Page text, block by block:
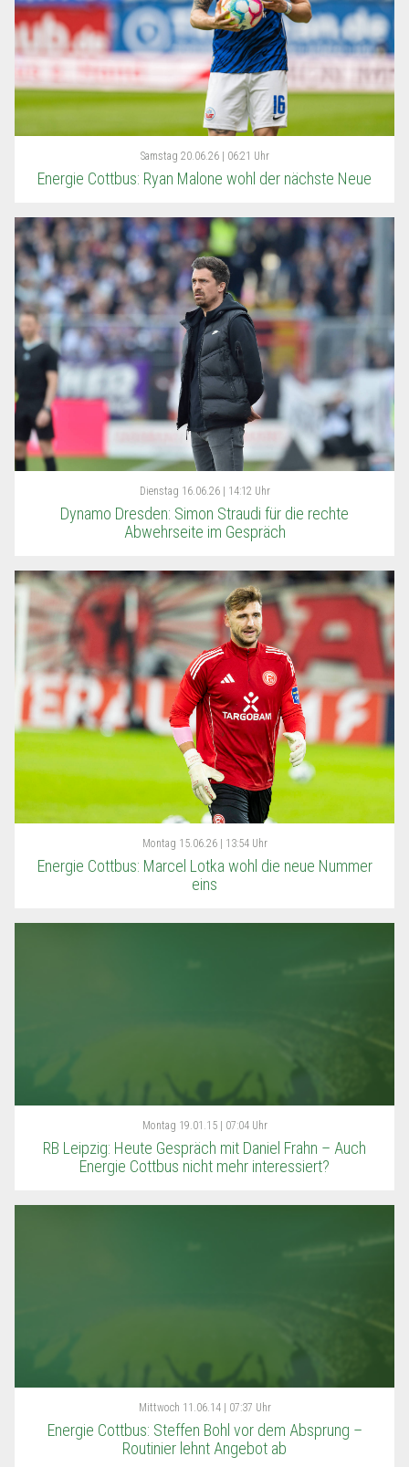
Samstag 20.06.26 | 06:21 Uhr
Energie Cottbus: Ryan Malone wohl der nächste Neue
Dienstag 16.06.26 | 14:12 Uhr
Dynamo Dresden: Simon Straudi für die rechte
Abwehrseite im Gespräch
Montag 15.06.26 | 13:54 Uhr
Energie Cottbus: Marcel Lotka wohl die neue Nummer
eins
Montag 19.01.15 | 07:04 Uhr
RB Leipzig: Heute Gespräch mit Daniel Frahn – Auch
Energie Cottbus nicht mehr interessiert?
Mittwoch 11.06.14 | 07:37 Uhr
Energie Cottbus: Steffen Bohl vor dem Absprung –
Routinier lehnt Angebot ab